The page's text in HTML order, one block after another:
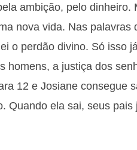
ambição, pelo dinheiro.
nova vida. Nas
o perdão divino. Só isso
homens, a justiça dos
12 e Josiane consegue
Quando ela sai, seus